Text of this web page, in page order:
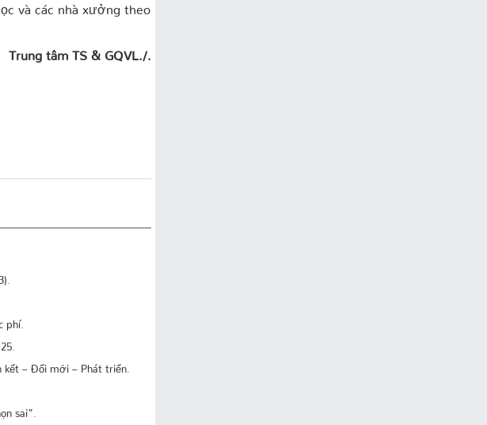
và các nhà xưởng theo
Trung tâm TS & GQVL./.
phí.
kết – Đổi mới – Phát triển.
sai”.